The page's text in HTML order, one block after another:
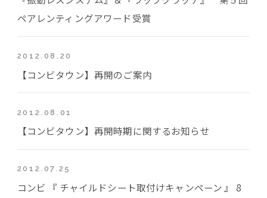
ペアレンティングアワード受賞
2012.08.20
【コンビタウン】再開のご案内
2012.08.01
【コンビタウン】再開時期に関するお知らせ
2012.07.25
コンビ 『 チャイルドシート取付けキャンペーン 』 8